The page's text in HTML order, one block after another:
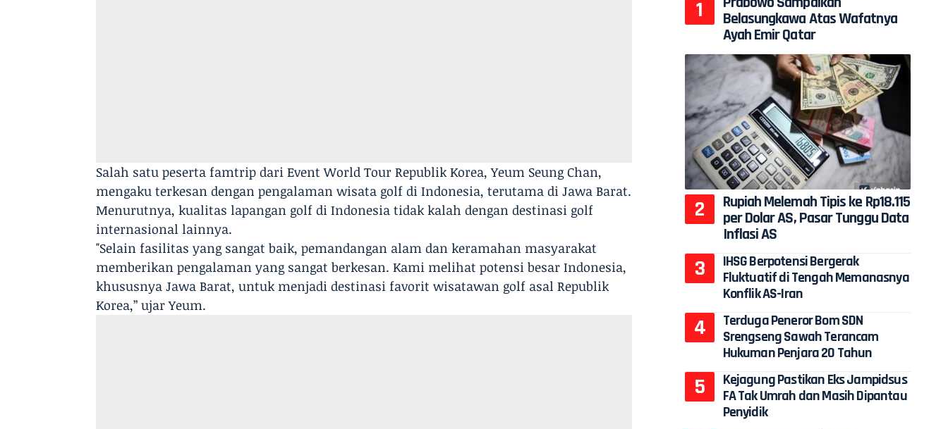
Salah satu peserta famtrip dari Event World Tour Republik Korea, Yeum Seung Chan,
mengaku terkesan dengan pengalaman wisata golf di Indonesia, terutama di Jawa Barat.
Menurutnya, kualitas lapangan golf di Indonesia tidak kalah dengan destinasi golf
internasional lainnya.
"Selain fasilitas yang sangat baik, pemandangan alam dan keramahan masyarakat
memberikan pengalaman yang sangat berkesan. Kami melihat potensi besar Indonesia,
khususnya Jawa Barat, untuk menjadi destinasi favorit wisatawan golf asal Republik
Korea,” ujar Yeum.
Belasungkawa Atas Wafatnya
Ayah Emir Qatar
Rupiah Melemah Tipis ke Rp18.115
per Dolar AS, Pasar Tunggu Data
Inflasi AS
IHSG Berpotensi Bergerak
Fluktuatif di Tengah Memanasnya
Konflik AS-Iran
Terduga Peneror Bom SDN
Srengseng Sawah Terancam
Hukuman Penjara 20 Tahun
Kejagung Pastikan Eks Jampidsus
FA Tak Umrah dan Masih Dipantau
Penyidik